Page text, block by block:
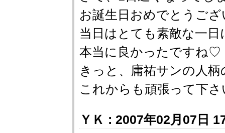
お誕生日おめでとうご
当日はとても素敵な一
本当に良かったですね♡
きっと、庸祐サンの人
これからも頑張って下
ＹＫ : 2007年02月07日